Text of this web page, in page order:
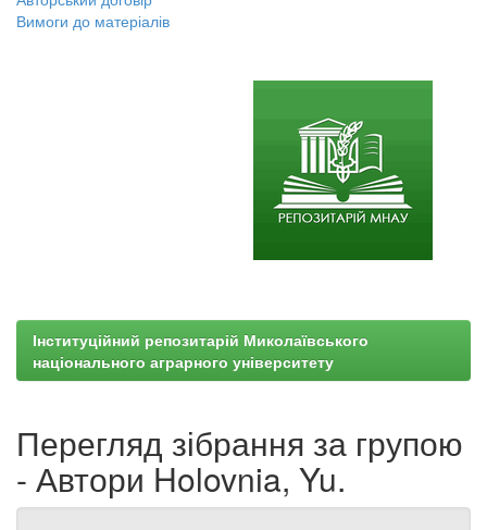
Вимоги до матеріалів
Інституційний репозитарій Миколаївського
національного аграрного університету
Перегляд зібрання за групою
- Автори Holovnia, Yu.